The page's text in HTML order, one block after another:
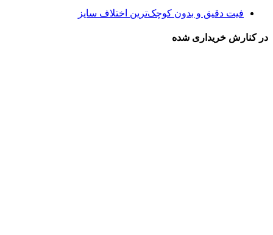
فیت دقیق و بدون کوچک‌ترین اختلاف سایز
در کنارش خریداری شده